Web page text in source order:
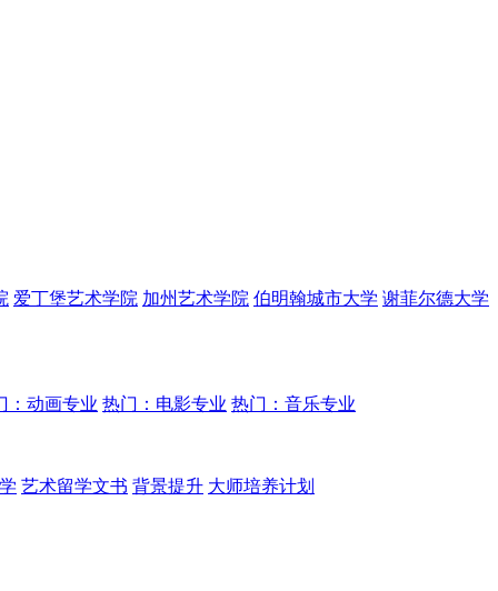
爱丁堡艺术学院 加州艺术学院 伯明翰城市大学 谢菲尔德大学
：动画专业 热门：电影专业 热门：音乐专业
艺术留学文书 背景提升 大师培养计划